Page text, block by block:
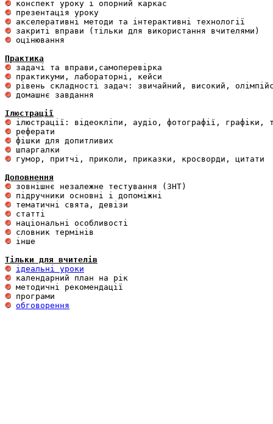
оцінювання
Практика
домашнє завдання
Ілюстрації
гумор, притчі, приколи, приказки, кросворди, цитати
Доповнення
інше
Тільки для вчителів
ідеальні уроки
обговорення